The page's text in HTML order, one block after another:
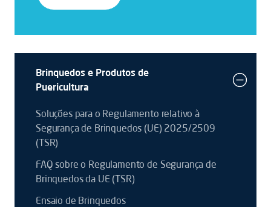
Brinquedos e Produtos de
Puericultura
Soluções para o Regulamento relativo à
Segurança de Brinquedos (UE) 2025/2509
(TSR)
FAQ sobre o Regulamento de Segurança de
Brinquedos da UE (TSR)
Ensaio de Brinquedos